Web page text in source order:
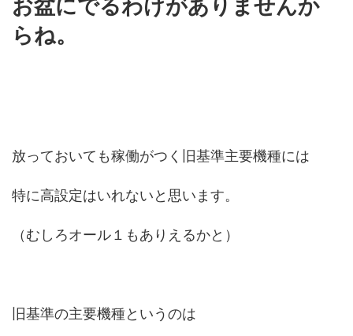
お盆にでるわけがありませんか
らね。
放っておいても稼働がつく旧基準主要機種には
特に高設定はいれないと思います。
（むしろオール１もありえるかと）
旧基準の主要機種というのは